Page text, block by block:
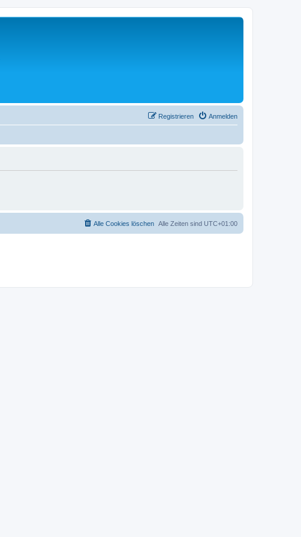
Anmelden
Registrieren
Alle Zeiten sind UTC+01:00
Alle Cookies löschen